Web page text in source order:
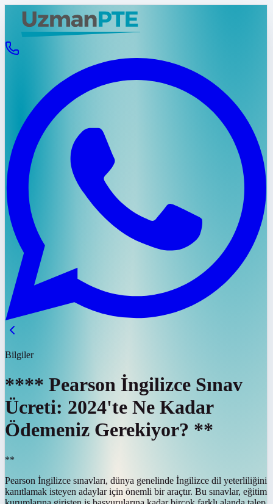
Bilgiler
**** Pearson İngilizce Sınav
Ücreti: 2024'te Ne Kadar
Ödemeniz Gerekiyor? **
**
Pearson İngilizce sınavları, dünya genelinde İngilizce dil yeterliliğini
kanıtlamak isteyen adaylar için önemli bir araçtır. Bu sınavlar, eğitim